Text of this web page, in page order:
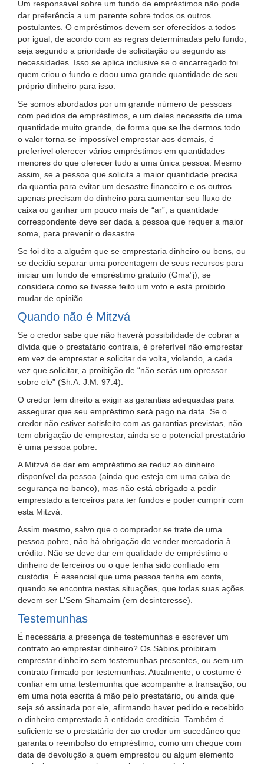
Um responsável sobre um fundo de empréstimos não pode
dar preferência a um parente sobre todos os outros
postulantes. O empréstimos devem ser oferecidos a todos
por igual, de acordo com as regras determinadas pelo fundo,
seja segundo a prioridade de solicitação ou segundo as
necessidades. Isso se aplica inclusive se o encarregado foi
quem criou o fundo e doou uma grande quantidade de seu
próprio dinheiro para isso.
Se somos abordados por um grande número de pessoas
com pedidos de empréstimos, e um deles necessita de uma
quantidade muito grande, de forma que se lhe dermos todo
o valor torna-se impossível emprestar aos demais, é
preferível oferecer vários empréstimos em quantidades
menores do que oferecer tudo a uma única pessoa. Mesmo
assim, se a pessoa que solicita a maior quantidade precisa
da quantia para evitar um desastre financeiro e os outros
apenas precisam do dinheiro para aumentar seu fluxo de
caixa ou ganhar um pouco mais de “ar”, a quantidade
correspondente deve ser dada a pessoa que requer a maior
soma, para prevenir o desastre.
Se foi dito a alguém que se emprestaria dinheiro ou bens, ou
se decidiu separar uma porcentagem de seus recursos para
iniciar um fundo de empréstimo gratuito (Gma”j), se
considera como se tivesse feito um voto e está proibido
mudar de opinião.
Quando não é Mitzvá
Se o credor sabe que não haverá possibilidade de cobrar a
dívida que o prestatário contraia, é preferível não emprestar
em vez de emprestar e solicitar de volta, violando, a cada
vez que solicitar, a proibição de “não serás um opressor
sobre ele” (Sh.A. J.M. 97:4).
O credor tem direito a exigir as garantias adequadas para
assegurar que seu empréstimo será pago na data. Se o
credor não estiver satisfeito com as garantias previstas, não
tem obrigação de emprestar, ainda se o potencial prestatário
é uma pessoa pobre.
A Mitzvá de dar em empréstimo se reduz ao dinheiro
disponível da pessoa (ainda que esteja em uma caixa de
segurança no banco), mas não está obrigado a pedir
emprestado a terceiros para ter fundos e poder cumprir com
esta Mitzvá.
Assim mesmo, salvo que o comprador se trate de uma
pessoa pobre, não há obrigação de vender mercadoria à
crédito. Não se deve dar em qualidade de empréstimo o
dinheiro de terceiros ou o que tenha sido confiado em
custódia. É essencial que uma pessoa tenha em conta,
quando se encontra nestas situações, que todas suas ações
devem ser L’Sem Shamaim (em desinteresse).
Testemunhas
É necessária a presença de testemunhas e escrever um
contrato ao emprestar dinheiro? Os Sábios proibiram
emprestar dinheiro sem testemunhas presentes, ou sem um
contrato firmado por testemunhas. Atualmente, o costume é
confiar em uma testemunha que acompanhe a transação, ou
em uma nota escrita à mão pelo prestatário, ou ainda que
seja só assinada por ele, afirmando haver pedido e recebido
o dinheiro emprestado à entidade creditícia. Também é
suficiente se o prestatário der ao credor um sucedâneo que
garanta o reembolso do empréstimo, como um cheque com
data de devolução a quem emprestou ou algum elemento